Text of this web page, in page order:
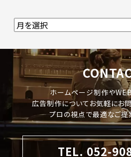
ホームページ制作や
広告制作についてお気軽にお
プロの視点で最適なご提
TEL. 052-